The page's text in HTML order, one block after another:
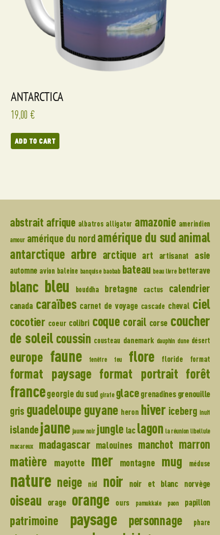
ANTARCTICA
19,00 €
ADD TO CART
abstrait afrique albatros alligator amazonie amerindien
amour amérique du nord amérique du sudanimal
antarctique arbre arctique art artisanat asie
automne avion baleine banquise baobab bateau beau livre betterave
blanc bleu bouddha bretagne cactus calendrier
canada caraïbes carnet de voyage cascade cheval ciel
cocotier coeur colibri coque corail corse coucher
de soleil coussin cousteau danemark dauphin dune désert
europe faune fenêtre feu flore floride format
format paysage format portrait forêt
francegeorgie du sud girafe glacegrenadinesgrenouille
gris guadeloupe guyane heron hiver iceberg inuit
islandejaune jaune noir jungle laclagon la réunion libellule
macareux
madagascar malouines manchot marron
matière mayotte mer montagne mug méduse
nature neige nid noir noir et blanc norvège
oiseau orage orange ours pamukkale paon papillon
patrimoine paysage personnage phare